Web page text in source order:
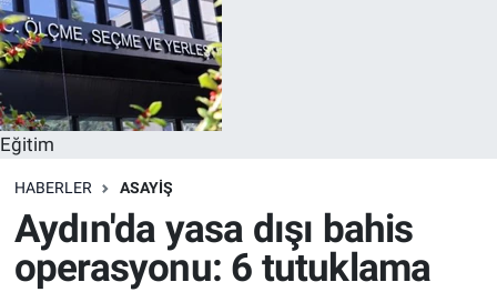
Eğitim
HABERLER ASAYİŞ
Aydın'da yasa dışı bahis
operasyonu: 6 tutuklama